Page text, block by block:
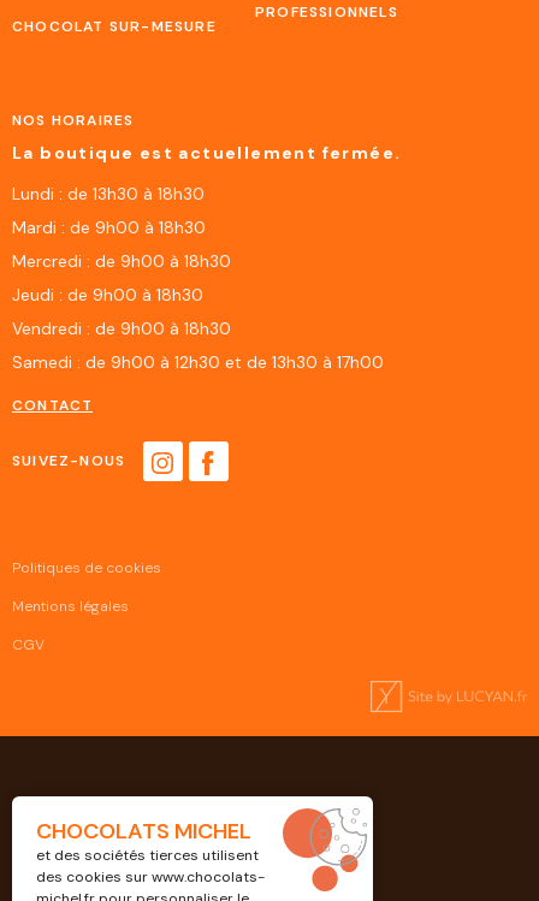
CHOCOLAT SUR-MESURE
PROFESSIONNELS
NOS HORAIRES
La boutique est actuellement fermée.
Lundi : de 13h30 à 18h30
Mardi : de 9h00 à 18h30
Mercredi : de 9h00 à 18h30
Jeudi : de 9h00 à 18h30
Vendredi : de 9h00 à 18h30
Samedi : de 9h00 à 12h30 et de 13h30 à 17h00
CONTACT
SUIVEZ-NOUS
Politiques de cookies
Mentions légales
CGV
CHOCOLATS MICHEL
et des sociétés tierces utilisent
des cookies surwww.chocolats-